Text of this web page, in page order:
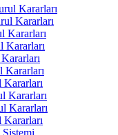
Kararları
Kararları
Kararları
Kararları
Kararları
Kararları
Kararları